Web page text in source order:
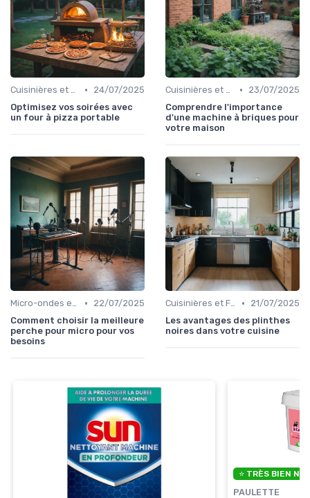
Cuisinières et Fours •
24/07/2025
Optimisez vos soirées avec
un four à pizza portable
Cuisinières et Fours •
23/07/2025
Comprendre l'importance
d'une machine à briques pour
votre maison
Micro-ondes et Fours Mixtes •
22/07/2025
Comment choisir la meilleure
perche pour micro pour vos
besoins
Cuisinières et Fours •
21/07/2025
Les avantages des plinthes
noires dans votre cuisine
⭐ TRÈS BIEN
PAULETTE